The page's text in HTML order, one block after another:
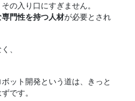
の入り口にすぎません。
専門性を持つ人材が必要とされ
、
ット開発という道は、きっと
です。